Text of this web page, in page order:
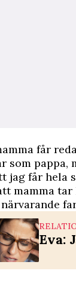
får
som pappa,
jag får hela
mamma
Eva: